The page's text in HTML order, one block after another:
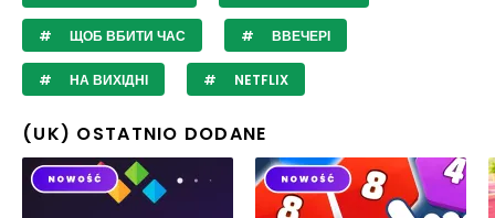
ЩОБ ВБИТИ ЧАС ВВЕЧЕРІ
НА ВИХІДНІ NETFLIX
(UK) OSTATNIO DODANE